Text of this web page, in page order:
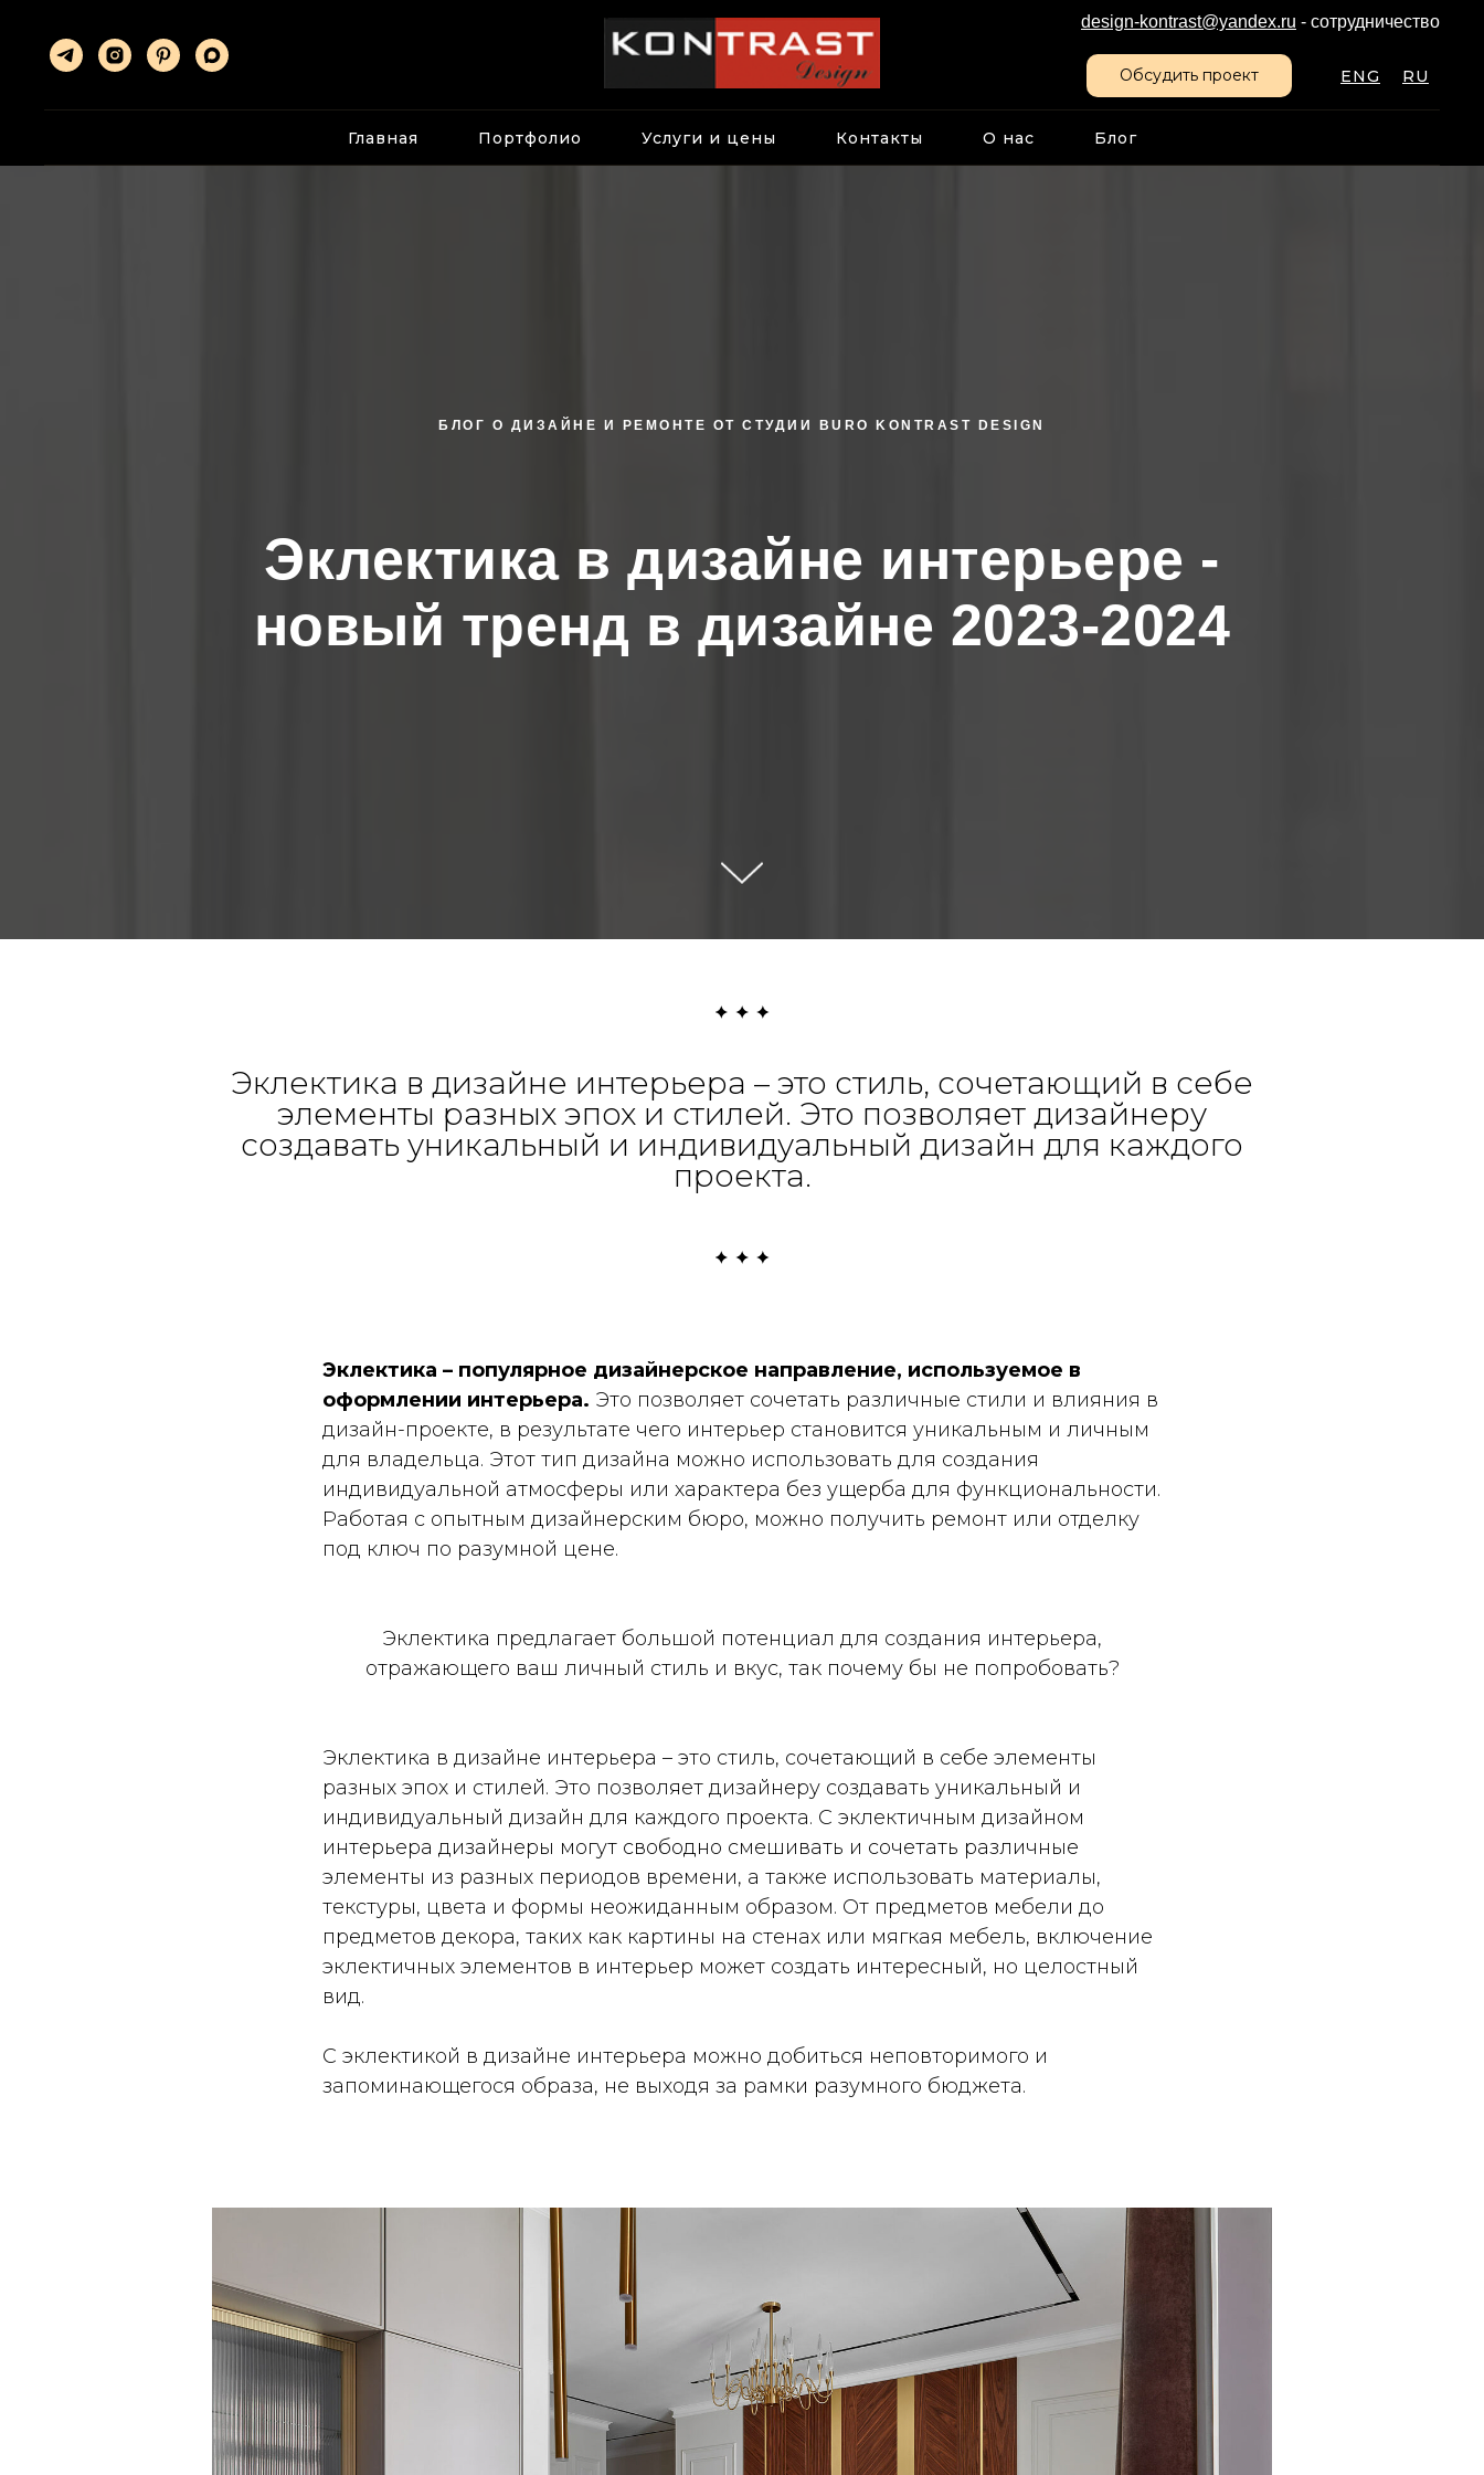
design-kontrast@yandex.ru - сотрудничество
Обсудить проект ENG RU
Главная Портфолио Услуги и цены Контакты О нас Блог
БЛОГ О ДИЗАЙНЕ И РЕМОНТЕ ОТ СТУДИИ BURO KONTRAST DESIGN
Эклектика в дизайне интерьере -
новый тренд в дизайне 2023-2024
Эклектика в дизайне интерьера – это стиль, сочетающий в себе
элементы разных эпох и стилей. Это позволяет дизайнеру
создавать уникальный и индивидуальный дизайн для каждого
проекта.
Эклектика – популярное дизайнерское направление, используемое в
оформлении интерьера. Это позволяет сочетать различные стили и влияния в
дизайн-проекте, в результате чего интерьер становится уникальным и личным
для владельца. Этот тип дизайна можно использовать для создания
индивидуальной атмосферы или характера без ущерба для функциональности.
Работая с опытным дизайнерским бюро, можно получить ремонт или отделку
под ключ по разумной цене.
Эклектика предлагает большой потенциал для создания интерьера,
отражающего ваш личный стиль и вкус, так почему бы не попробовать?
Эклектика в дизайне интерьера – это стиль, сочетающий в себе элементы
разных эпох и стилей. Это позволяет дизайнеру создавать уникальный и
индивидуальный дизайн для каждого проекта. С эклектичным дизайном
интерьера дизайнеры могут свободно смешивать и сочетать различные
элементы из разных периодов времени, а также использовать материалы,
текстуры, цвета и формы неожиданным образом. От предметов мебели до
предметов декора, таких как картины на стенах или мягкая мебель, включение
эклектичных элементов в интерьер может создать интересный, но целостный
вид.
С эклектикой в дизайне интерьера можно добиться неповторимого и
запоминающегося образа, не выходя за рамки разумного бюджета.